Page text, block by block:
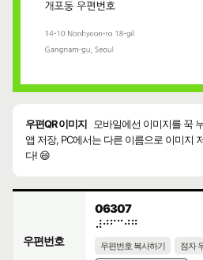
우편QR 이미지
모바일에선 이미지를 꾹
앱 저장, PC에서는 다른 이름으로 이미지
다! 😄
우편번호
06307
⠼⠚⠋⠉⠚⠛
우편번호 복사하기 점자